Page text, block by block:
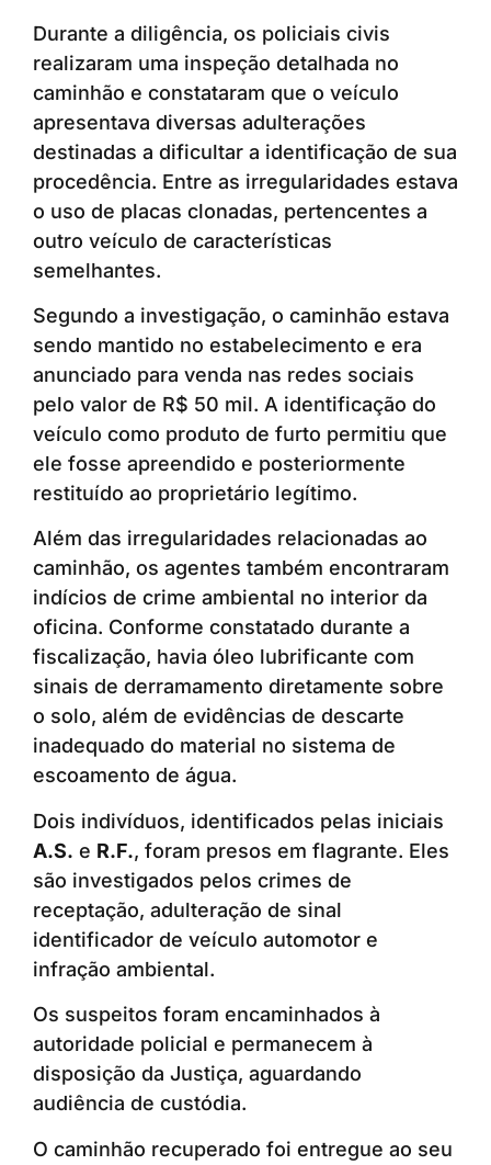
Durante a diligência, os policiais civis
realizaram uma inspeção detalhada no
caminhão e constataram que o veículo
apresentava diversas adulterações
destinadas a dificultar a identificação de sua
procedência. Entre as irregularidades estava
o uso de placas clonadas, pertencentes a
outro veículo de características
semelhantes.
Segundo a investigação, o caminhão estava
sendo mantido no estabelecimento e era
anunciado para venda nas redes sociais
pelo valor de R$ 50 mil. A identificação do
veículo como produto de furto permitiu que
ele fosse apreendido e posteriormente
restituído ao proprietário legítimo.
Além das irregularidades relacionadas ao
caminhão, os agentes também encontraram
indícios de crime ambiental no interior da
oficina. Conforme constatado durante a
fiscalização, havia óleo lubrificante com
sinais de derramamento diretamente sobre
o solo, além de evidências de descarte
inadequado do material no sistema de
escoamento de água.
Dois indivíduos, identificados pelas iniciais
A.S. e R.F., foram presos em flagrante. Eles
são investigados pelos crimes de
receptação, adulteração de sinal
identificador de veículo automotor e
infração ambiental.
Os suspeitos foram encaminhados à
autoridade policial e permanecem à
disposição da Justiça, aguardando
audiência de custódia.
O caminhão recuperado foi entregue ao seu